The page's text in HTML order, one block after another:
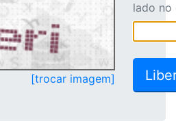
[trocar imagem]
lado no